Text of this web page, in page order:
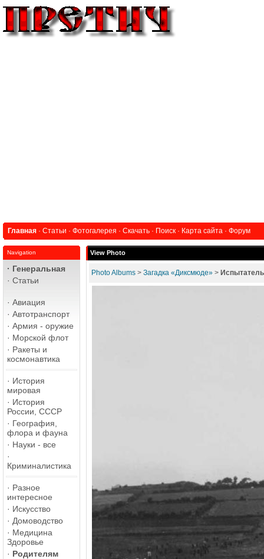
Главная · Статьи · Фотогалерея · Скачать · Поиск · Карта сайта · Форум
Navigation
· Генеральная
· Статьи
· Авиация
· Автотранспорт
· Армия - оружие
· Морской флот
· Ракеты и
космонавтика
· История
мировая
· История
России, СССР
· География,
флора и фауна
· Науки - все
·
Криминалистика
· Разное
интересное
· Искусство
· Домоводство
· Медицина
Здоровье
· Родителям
View Photo
Photo Albums > Загадка «Диксмюде» >